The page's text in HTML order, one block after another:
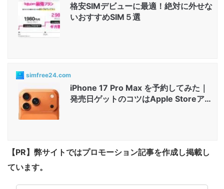
格安SIMデビューに最適！絶対に外せな
いおすすめSIM５選
simfree24.com
iPhone 17 Pro Max を予約してみた｜
発売日ゲットのコツはApple Storeアプ
【PR】弊サイトではプロモーション記事を作成し掲載し
ています。